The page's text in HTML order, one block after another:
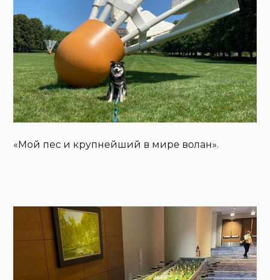
«Мой пес и крупнейший в мире волан».